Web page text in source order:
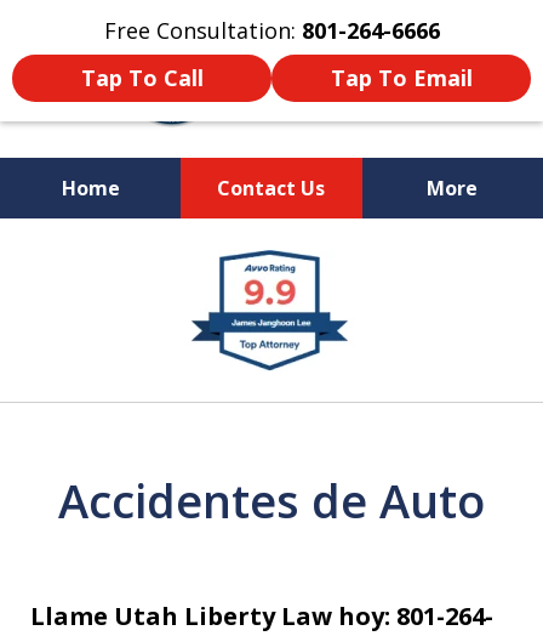
Free Consultation: 801-264-6666
Tap To Call
Tap To Email
Home Contact Us More
We Are Your Advocate
in the Courtroom
Accidentes de Auto
Llame Utah Liberty Law hoy: 801-264-